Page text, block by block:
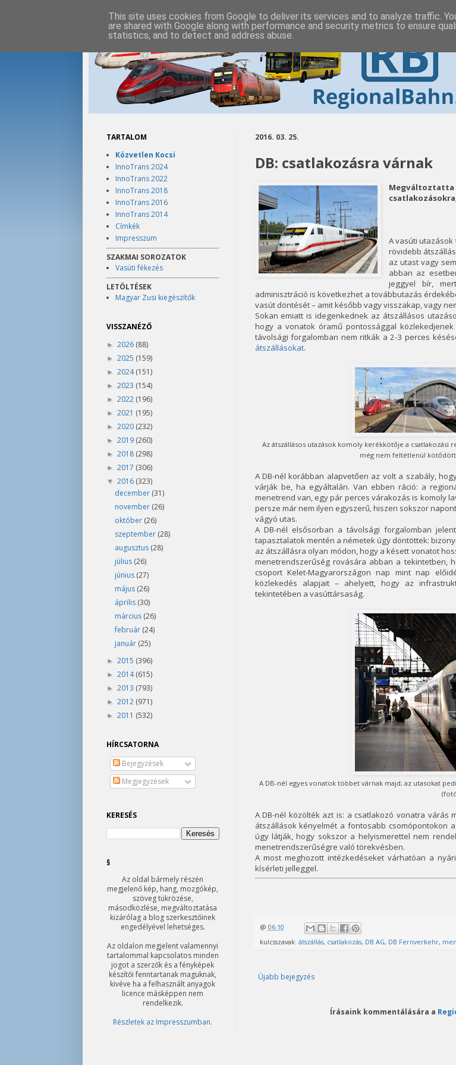
2016. 03. 25.
DB: csatlakozásra várnak
Megváltoztatta
A vasúti
rövidebb
az utast vagy
abban az
jeggyel bír,
adminisztráció is következhet a továbbutazás
vasút döntését – amit később vagy visszakap, vagy
Sokan emiatt is idegenkednek az átszállásos
hogy a vonatok óramű pontossággal
távolsági forgalomban nem ritkák a 2-3 perces
átszállásokat.
Az átszállásos utazások komoly kerékkötője a csatlakozási
még nem feltétlenül
A DB-nél korábban alapvetően az volt a szabály,
várják be, ha egyáltalán. Van ebben ráció: a
menetrend van, egy pár perces várakozás is komoly
persze már nem ilyen egyszerű, hiszen sokszor
vágyó utas.
A DB-nél elsősorban a távolsági forgalomban
tapasztalatok mentén a németek úgy döntöttek:
az átszállásra olyan módon, hogy a késett vonatot
menetrendszerűség rovására abban a tekintetben,
csoport Kelet-Magyarországon nap mint nap
közlekedés alapjait – ahelyett, hogy az
tekintetében a vasúttársaság.
A DB-nél egyes vonatok többet várnak majd; az utasokat
A DB-nél közölték azt is: a csatlakozó vonatra
átszállások kényelmét a fontosabb csomópontokon
úgy látják, hogy sokszor a helyismerettel nem
menetrendszerűségre való törekvésben.
A most meghozott intézkedéseket várhatóan a
kísérleti jelleggel.
@ 06:10
kulcsszavak: átszállás, csatlakozás, DB AG, DB Fernverkehr,
Újabb bejegyzés
Írásaink kommentálására a
TARTALOM
Közvetlen Kocsi
InnoTrans 2024
InnoTrans 2022
InnoTrans 2018
InnoTrans 2016
InnoTrans 2014
Címkék
Impresszum
SZAKMAI SOROZATOK
Vasúti fékezés
LETÖLTÉSEK
Magyar Zusi kiegészítők
VISSZANÉZŐ
► 2026 (88)
► 2025 (159)
► 2024(151)
► 2023 (154)
► 2022 (196)
► 2021 (195)
► 2020 (232)
► 2019 (260)
► 2018 (298)
► 2017 (306)
▼ 2016 (323)
december (31)
november (26)
október (26)
szeptember (28)
augusztus (28)
július (26)
június (27)
május (26)
április (30)
március (26)
február (24)
január (25)
► 2015 (396)
► 2014(615)
► 2013 (793)
► 2012 (971)
► 2011 (532)
HÍRCSATORNA
Bejegyzések
Megjegyzések
KERESÉS
§
Az oldal bármely részén
megjelenő kép, hang, mozgókép,
szöveg tükrözése,
másodközlése, megváltoztatása
kizárólag a blog szerkesztőinek
engedélyével lehetséges.
Az oldalon megjelent valamennyi
tartalommal kapcsolatos minden
jogot a szerzők és a fényképek
készítői fenntartanak maguknak,
kivéve ha a felhasznált anyagok
licence másképpen nem
rendelkezik.
Részletek az Impresszumban.
This site uses cookies from Google to deliver its services and to analyze traffic.
are shared with Google along with performance and security metrics to ensure
statistics, and to detect and address abuse.